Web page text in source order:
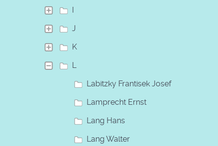
I
J
K
L
Labitzky Frantisek Josef
Lamprecht Ernst
Lang Hans
Lang Walter